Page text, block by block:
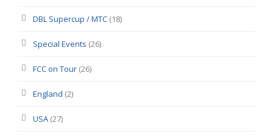
DBL Supercup / MTC (18)
Special Events (26)
FCC on Tour (26)
England (2)
USA (27)